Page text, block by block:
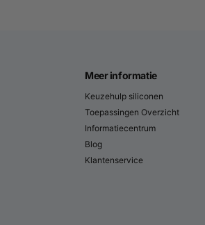
oververhitting/
→ Hoge
texturen perfect
→
Meer informatie
Keuzehulp siliconen
Toepassingen Overzicht
Informatiecentrum
Blog
Klantenservice